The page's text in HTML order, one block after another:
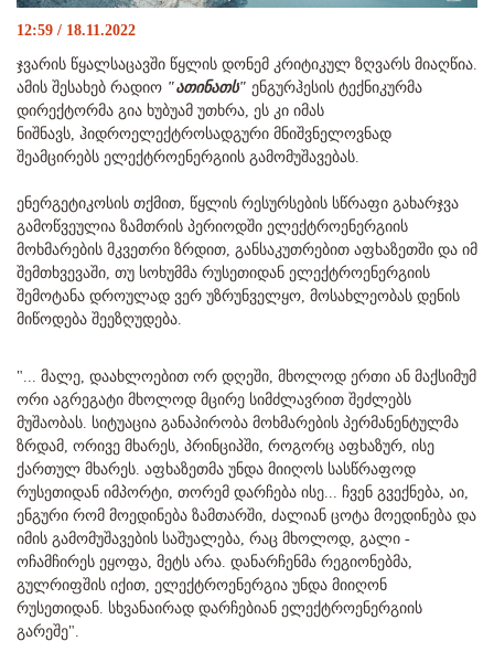
12:59 / 18.11.2022
ჯვარის წყალსაცავში წყლის დონემ კრიტიკულ ზღვარს მიაღწია.
ამის შესახებ რადიო "ათინათს" ენგურჰესის ტექნიკურმა
დირექტორმა გია ხუბუამ უთხრა, ეს კი იმას
ნიშნავს, ჰიდროელექტროსადგური მნიშვნელოვნად
შეამცირებს ელექტროენერგიის გამომუშავებას.
ენერგეტიკოსის თქმით, წყლის რესურსების სწრაფი გახარჯვა
გამოწვეულია ზამთრის პერიოდში ელექტროენერგიის
მოხმარების მკვეთრი ზრდით, განსაკუთრებით აფხაზეთში და იმ
შემთხვევაში, თუ სოხუმმა რუსეთიდან ელექტროენერგიის
შემოტანა დროულად ვერ უზრუნველყო, მოსახლეობას დენის
მიწოდება შეეზღუდება.
"... მალე, დაახლოებით ორ დღეში, მხოლოდ ერთი ან მაქსიმუმ
ორი აგრეგატი მხოლოდ მცირე სიმძლავრით შეძლებს
მუშაობას. სიტუაცია განაპირობა მოხმარების პერმანენტულმა
ზრდამ, ორივე მხარეს, პრინციპში, როგორც აფხაზურ, ისე
ქართულ მხარეს. აფხაზეთმა უნდა მიიღოს სასწრაფოდ
რუსეთიდან იმპორტი, თორემ დარჩება ისე... ჩვენ გვექნება, აი,
ენგური რომ მოედინება ზამთარში, ძალიან ცოტა მოედინება და
იმის გამომუშავების საშუალება, რაც მხოლოდ, გალი -
ოჩამჩირეს ეყოფა, მეტს არა. დანარჩენმა რეგიონებმა,
გულრიფშის იქით, ელექტროენერგია უნდა მიიღონ
რუსეთიდან. სხვანაირად დარჩებიან ელექტროენერგიის
გარეშე".